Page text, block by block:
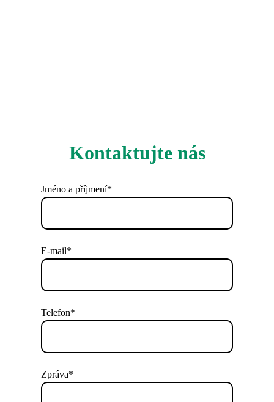
Jméno a příjmení*
E-mail*
Telefon*
Zpráva*
Kontaktujte nás